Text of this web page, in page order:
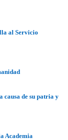
al Servicio
causa de su patria y
Academia